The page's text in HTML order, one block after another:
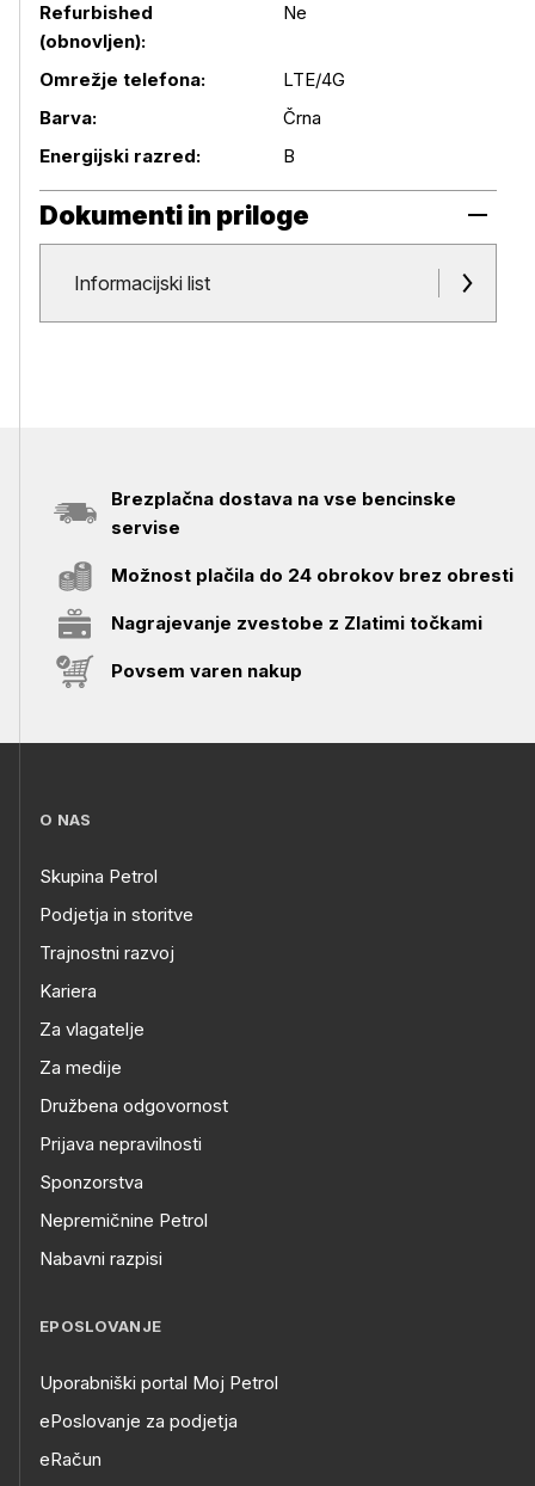
Refurbished
(obnovljen):
Ne
Omrežje telefona:
LTE/4G
Barva:
Črna
Energijski razred:
B
Dokumenti in priloge
Dokumenti in priloge
Informacijski list
Brezplačna dostava na vse bencinske
servise
Možnost plačila do 24 obrokov brez obresti
Nagrajevanje zvestobe z Zlatimi točkami
Povsem varen nakup
O NAS
Skupina Petrol
Podjetja in storitve
Trajnostni razvoj
Kariera
Za vlagatelje
Za medije
Družbena odgovornost
Prijava nepravilnosti
Sponzorstva
Nepremičnine Petrol
Nabavni razpisi
EPOSLOVANJE
Uporabniški portal Moj Petrol
ePoslovanje za podjetja
eRačun